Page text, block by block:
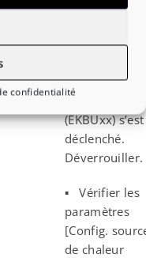
confidentialité
non
thermique
température)
Backup-
(EKBUxx) s’est
déclenché.
Déverrouiller.
▪ Vérifier les
paramètres
[Config.
de chaleur